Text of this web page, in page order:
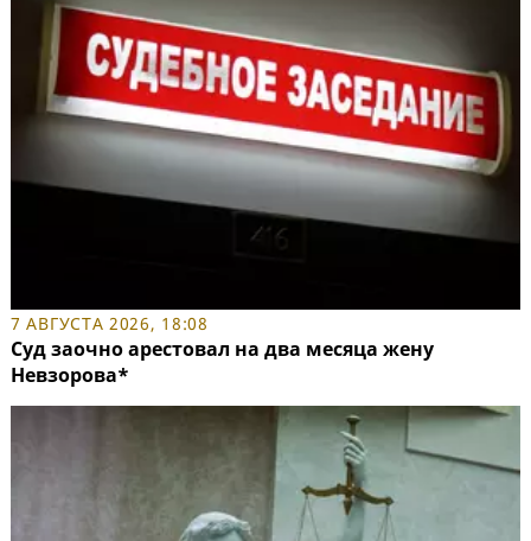
7 АВГУСТА 2026, 18:08
Суд заочно арестовал на два месяца жену
Невзорова*